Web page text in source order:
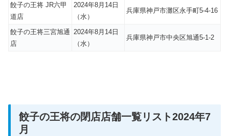
餃子の王将 JR六甲
道店
2024年8月14日
（水）
兵庫県神戸市灘区永手町5-4-16
餃子の王将三宮旭通
店
2024年8月14日
（水）
兵庫県神戸市中央区旭通5-1-2
餃子の王将の閉店店舗一覧リスト2024年7
月